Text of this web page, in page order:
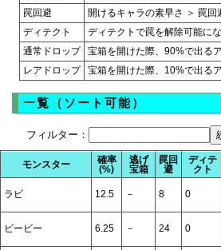
罠回避
開けるキャラの素早さ ＞ 罠
ディテクト
ディテクトで罠を解除可能に
通常ドロップ
宝箱を開けた際、90%で出る
レアドロップ
宝箱を開けた際、10%で出る
一覧（ソート可能）
フィルター：
モンスター
確率
(%)
逃げ
宝箱
罠回
避
ディテ
クト
ラビ 12.5 － 8 0
ビービー 6.25 － 24 0